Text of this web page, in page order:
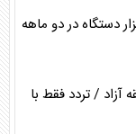
برای خریداران خودرو / ترخیص ۹ هزار دستگاه در دو ماهه
/ تردد فقط با